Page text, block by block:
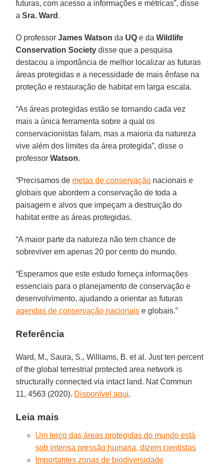
futuras, com acesso a informações e métricas”, disse
aSra. Ward .
O professor James Watson da UQ e da Wildlife
Conservation Society disse que a pesquisa
destacou a importância de melhor localizar as futuras
áreas protegidas e a necessidade de mais ênfase na
proteção e restauração de habitat em larga escala.
“As áreas protegidas estão se tornando cada vez
mais a única ferramenta sobre a qual os
conservacionistas falam, mas a maioria da natureza
vive além dos limites da área protegida”, disse o
professorWatson.
“Precisamos de metas de conservação nacionais e
globais que abordem a conservação de toda a
paisagem e alvos que impeçam a destruição do
habitat entre as áreas protegidas.
“A maior parte da natureza não tem chance de
sobreviver em apenas 20 por cento do mundo.
“Esperamos que este estudo forneça informações
essenciais para o planejamento de conservação e
desenvolvimento, ajudando a orientar as futuras
agendas de conservação nacionais e globais.”
Referência
Ward, M., Saura, S., Williams, B. et al. Just ten percent
of the global terrestrial protected area network is
structurally connected via intact land. Nat Commun
11, 4563 (2020). Disponível aqui.
Leia mais
Um terço das áreas protegidas do mundo está
sob intensa pressão humana, dizem cientistas
Importantes zonas de biodiversidade